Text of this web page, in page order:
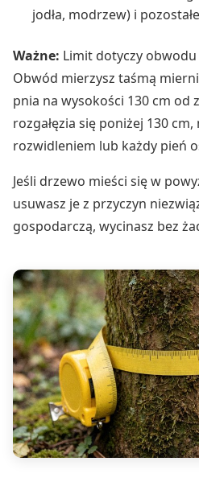
jodła, modrzew) i
Ważne: Limit dotyczy
Obwód mierzysz taśmą
pnia na wysokości 130 cm od
rozgałęzia się poniżej 130
rozwidleniem lub każdy pień
Jeśli drzewo mieści się w
usuwasz je z przyczyn
gospodarczą, wycinasz bez